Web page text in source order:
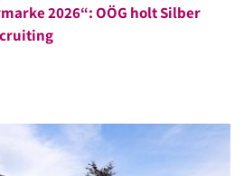
2026“: OÖG holt Silber